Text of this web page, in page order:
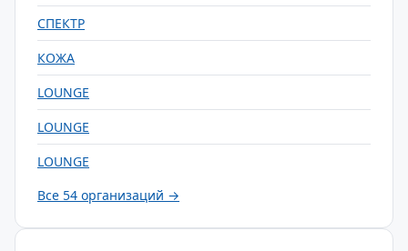
СПЕКТР
КОЖА
LOUNGE
LOUNGE
LOUNGE
Все 54 организаций →